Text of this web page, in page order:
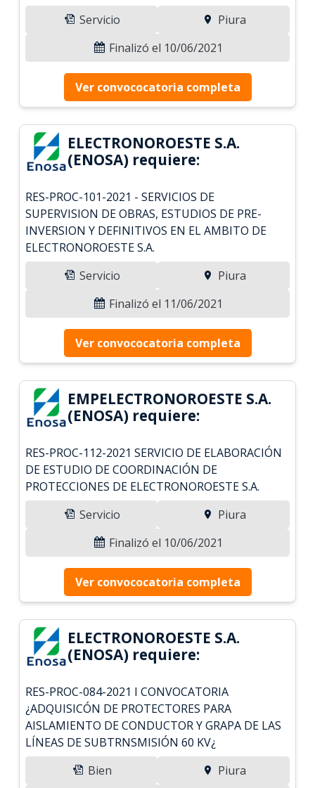
Servicio
Piura
Finalizó el 10/06/2021
Ver convococatoria completa
ELECTRONOROESTE S.A.
(ENOSA) requiere:
RES-PROC-101-2021 - SERVICIOS DE
SUPERVISION DE OBRAS, ESTUDIOS DE PRE-
INVERSION Y DEFINITIVOS EN EL AMBITO DE
ELECTRONOROESTE S.A.
Servicio
Piura
Finalizó el 11/06/2021
Ver convococatoria completa
EMPELECTRONOROESTE S.A.
(ENOSA) requiere:
RES-PROC-112-2021 SERVICIO DE ELABORACIÓN
DE ESTUDIO DE COORDINACIÓN DE
PROTECCIONES DE ELECTRONOROESTE S.A.
Servicio
Piura
Finalizó el 10/06/2021
Ver convococatoria completa
ELECTRONOROESTE S.A.
(ENOSA) requiere:
RES-PROC-084-2021 I CONVOCATORIA
¿ADQUISICÓN DE PROTECTORES PARA
AISLAMIENTO DE CONDUCTOR Y GRAPA DE LAS
LÍNEAS DE SUBTRNSMISIÓN 60 KV¿
Bien
Piura